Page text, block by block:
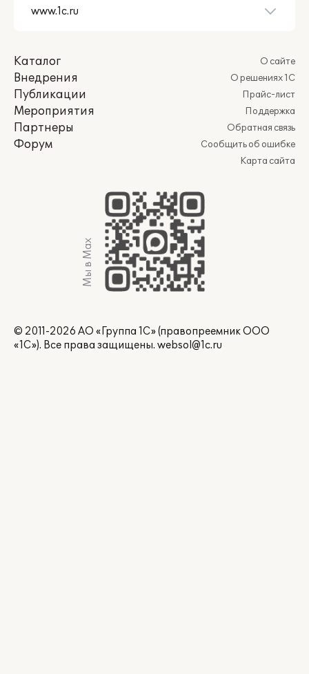
Каталог
Внедрения
Публикации
Мероприятия
Партнеры
Форум
О сайте
О решениях 1С
Прайс-лист
Поддержка
Обратная связь
Сообщить об ошибке
Карта сайта
Мы в Max
© 2011-2026 АО «Группа 1С» (правопреемник ООО
«1С»). Все права защищены. websol@1c.ru